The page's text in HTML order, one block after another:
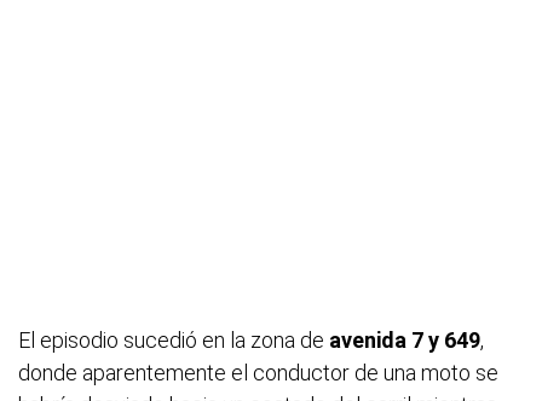
El episodio sucedió en la zona de avenida 7 y 649,
donde aparentemente el conductor de una moto se